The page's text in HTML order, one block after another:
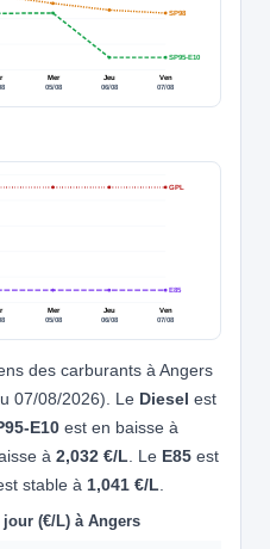
Mer
05/08
Jeu
06/08
Ven
07/08
SP95-E10
SP98
Mer
05/08
Jeu
06/08
Ven
07/08
E85
GPL
des carburants à Angers
07/08/2026). Le Diesel est
E10 est en baisse à
à 2,032 €/L. Le E85 est
stable à 1,041 €/L.
(€/L) à Angers